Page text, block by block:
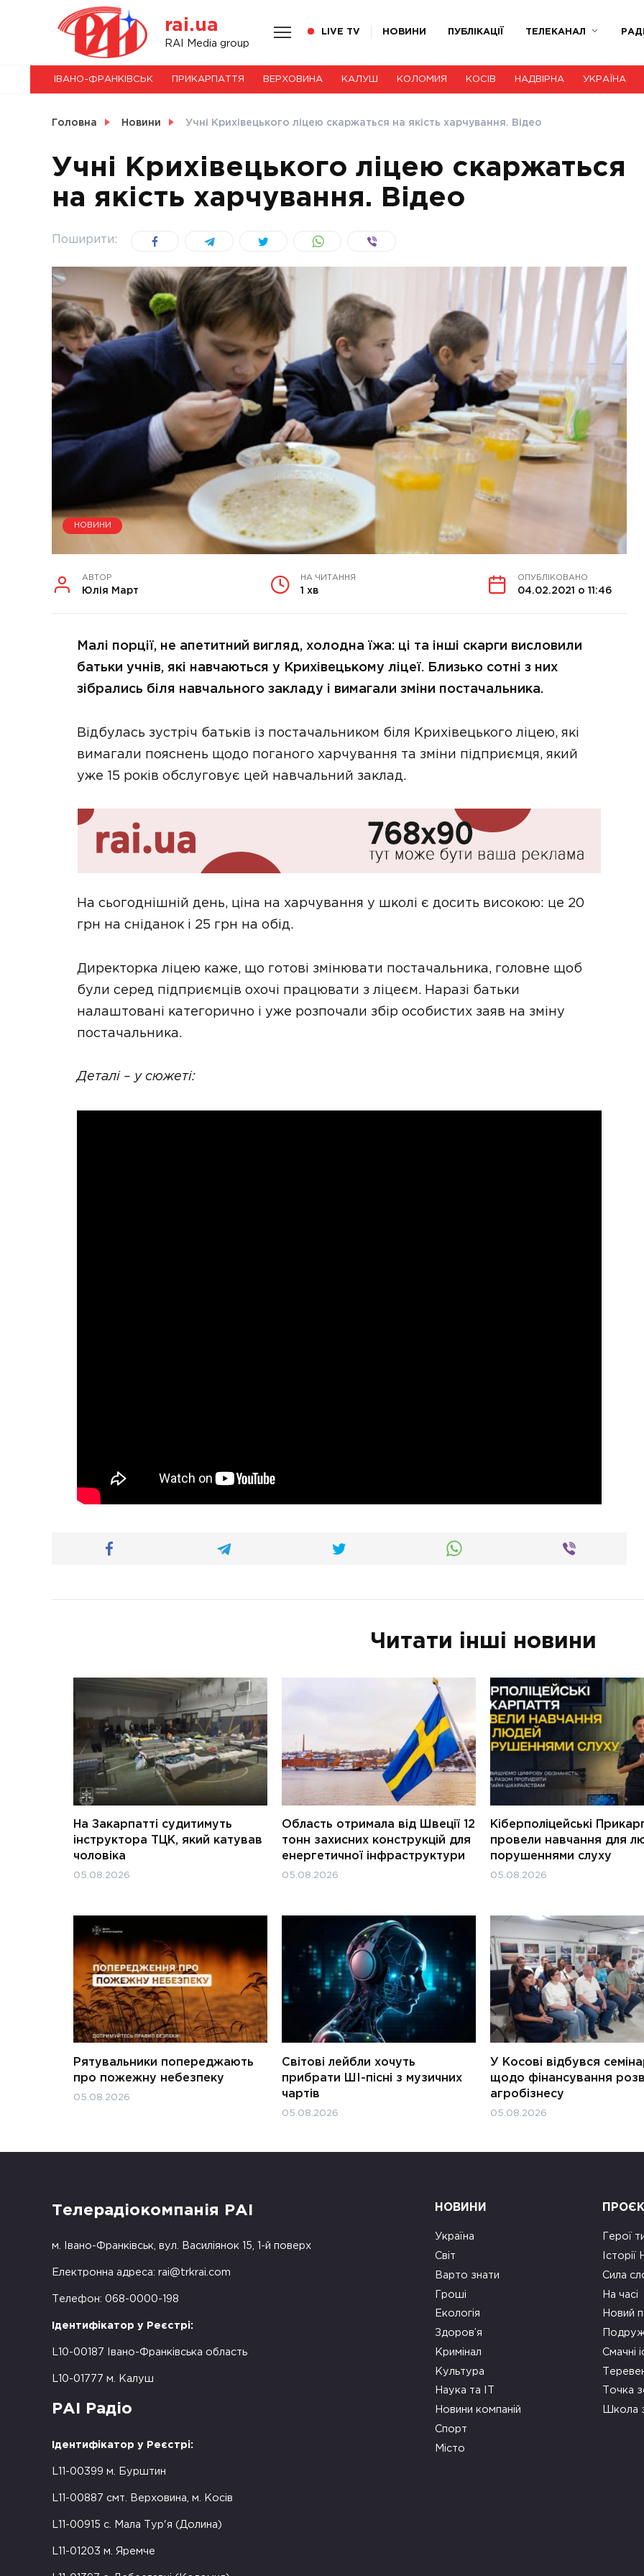
rai.ua
RAI Media group
LIVE TV НОВИНИ ПУБЛІКАЦІЇ ТЕЛЕКАНАЛ
НОВИНИ
СВІТ
УКРАЇНА
ІВАНО-ФРАНКІВСЬК ПРИКАРПАТТЯ ВЕРХОВИНА КАЛУШ КОЛОМИЯ КОСІВ НАДВІРНА УКРАЇНА
Головна Новини Учні Крихівецького ліцею скаржаться на якість харчування. Відео
Учні Крихівецького ліцею скаржаться
на якість харчування. Відео
Поширити:
НОВИНИ
АВТОР
Юлія Март
НА ЧИТАННЯ
1 хв
ОПУБЛІКОВАНО
04.02.2021 о 11:46
Малі порції, не апетитний вигляд, холодна їжа: ці та інші скарги висловили
батьки учнів, які навчаються у Крихівецькому ліцеї. Близько сотні з них
зібрались біля навчального закладу і вимагали зміни постачальника.
Відбулась зустріч батьків із постачальником біля Крихівецького ліцею, які
вимагали пояснень щодо поганого харчування та зміни підприємця, який
уже 15 років обслуговує цей навчальний заклад.
На сьогоднішній день, ціна на харчування у школі є досить високою: це 20
грн на сніданок і 25 грн на обід.
Директорка ліцею каже, що готові змінювати постачальника, головне щоб
були серед підприємців охочі працювати з ліцеєм. Наразі батьки
налаштовані категорично і уже розпочали збір особистих заяв на зміну
постачальника.
Деталі – у сюжеті:
Читати інші новини
На Закарпатті судитимуть
інструктора ТЦК, який катував
чоловіка
05.08.2026
Область отримала від Швеції 12
тонн захисних конструкцій для
енергетичної інфраструктури
05.08.2026
Кіберполіцейські
провели навчання для
порушеннями слуху
05.08.2026
Рятувальники попереджають
про пожежну небезпеку
05.08.2026
Світові лейбли хочуть
прибрати ШІ-пісні з музичних
чартів
05.08.2026
У Косові відбувся
щодо фінансування
агробізнесу
05.08.2026
Телерадіокомпанія РАІ
м. Івано-Франківськ, вул. Василіянок 15, 1-й поверх
Електронна адреса: rai@trkrai.com
Телефон: 068-0000-198
Ідентифікатор у Реєстрі:
L10-00187 Івано-Франківська область
L10-01777 м. Калуш
РАІ Радіо
Ідентифікатор у Реєстрі:
L11-00399 м. Бурштин
L11-00887 смт. Верховина, м. Косів
L11-00915 с. Мала Тур'я (Долина)
L11-01203 м. Яремче
НОВИНИ
Україна
Світ
Варто знати
Гроші
Екологія
Здоров’я
Кримінал
Культура
Наука та ІТ
Новини компаній
Спорт
Місто
Герої
Сила
На часі
Новий
Смачні
Точка
Школа